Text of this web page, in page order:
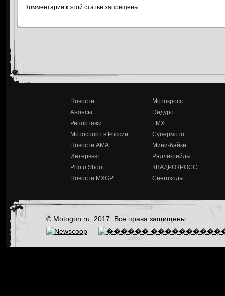
Комментарии к этой статье запрещены.
Новости
Анонсы
Репортажи
Мотоспорт в России
Новости AMA
Интервью
Photo Shoot
Новости MXGP
Мотокросс
Эндуро
FMX
Супермото
Мини-байки
Ралли-рейды
КВАДРОКРОСС
Снегоходы
© Motogon.ru, 2017. Все права защищены